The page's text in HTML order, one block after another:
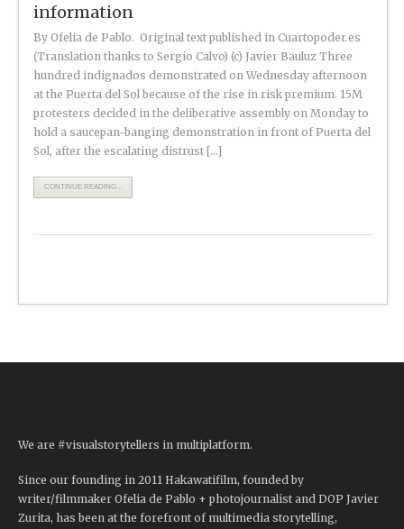
information
By Ofelia de Pablo. Original text published in Cuartopoder.es
(Translation thanks to Sergio Calvo) (c) Javier Bauluz Three
hundred indignados demonstrated on Wednesday afternoon
at the Puerta del Sol because of the rise in risk premium. 15M
protesters decided in the deliberative assembly on Monday to
hold a saucepan-banging demonstration in front of Puerta del
Sol, after the escalating distrust […]
CONTINUE READING...
We are #visualstorytellers in multiplatform.
Since our founding in 2011 Hakawatifilm, founded by
writer/filmmaker Ofelia de Pablo + photojournalist and DOP Javier
Zurita, has been at the forefront of multimedia storytelling,